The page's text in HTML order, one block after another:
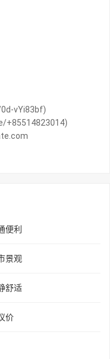
vYi83bf)
+85514823014)
便利
景观
舒适
价